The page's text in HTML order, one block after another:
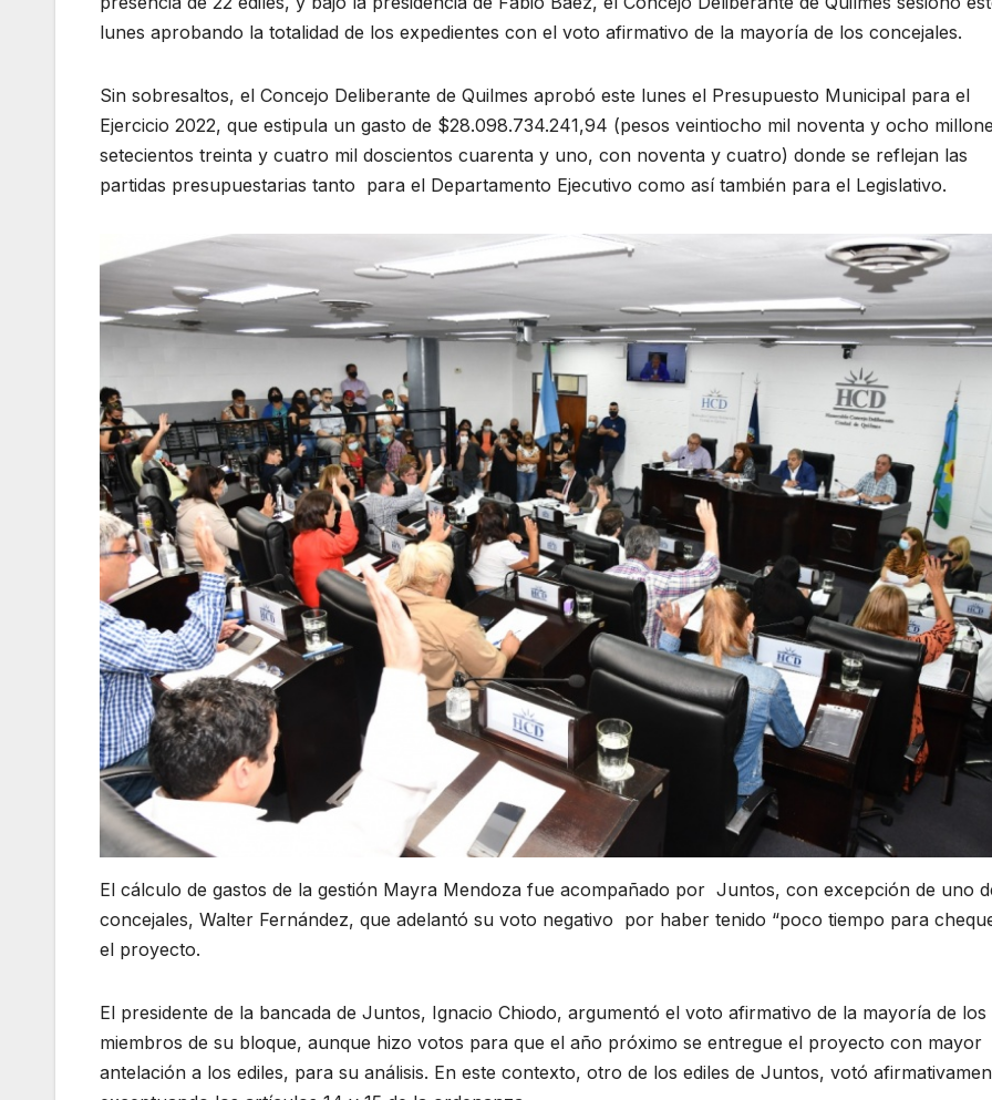
lunes aprobando la totalidad de los expedientes con el voto afirmativo de la mayoría de los concejales.
Sin sobresaltos, el Concejo Deliberante de Quilmes aprobó este lunes el Presupuesto Municipal para el
Ejercicio 2022, que estipula un gasto de $28.098.734.241,94 (pesos veintiocho mil noventa y ocho
setecientos treinta y cuatro mil doscientos cuarenta y uno, con noventa y cuatro) donde se reflejan las
partidas presupuestarias tanto para el Departamento Ejecutivo como así también para el Legislativo.
El cálculo de gastos de la gestión Mayra Mendoza fue acompañado por Juntos, con excepción de uno
concejales, Walter Fernández, que adelantó su voto negativo por haber tenido “poco tiempo para
el proyecto.
El presidente de la bancada de Juntos, Ignacio Chiodo, argumentó el voto afirmativo de la mayoría de los
miembros de su bloque, aunque hizo votos para que el año próximo se entregue el proyecto con mayor
antelación a los ediles, para su análisis. En este contexto, otro de los ediles de Juntos, votó